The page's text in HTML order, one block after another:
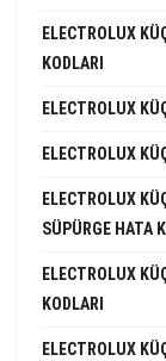
ELECTROLUX
KODLARI
ELECTROLUX
ELECTROLUX
ELECTROLUX
SÜPÜRGE HATA
ELECTROLUX
KODLARI
ELECTROLUX